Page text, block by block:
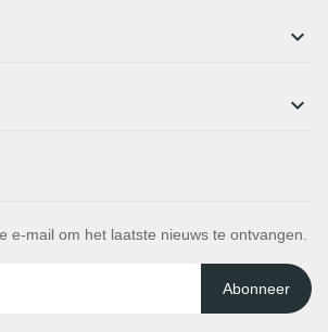


e-mail om het laatste nieuws te ontvangen.
Abonneer